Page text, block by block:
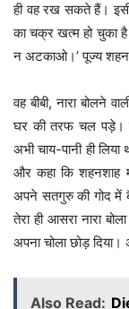
ही वह रख सकते हैं। इसी
का चक्र खत्म हो चुका
न अटकाओ।’ पूज्य
वह बीबी, नारा बोलने
घर की तरफ चल पड़े।
अभी चाय-पानी ही
और कहा कि शहनशाह
अपने सतगुरु की गोद में
तेरा ही आसरा नारा
अपना चोला छोड़
Also Read: